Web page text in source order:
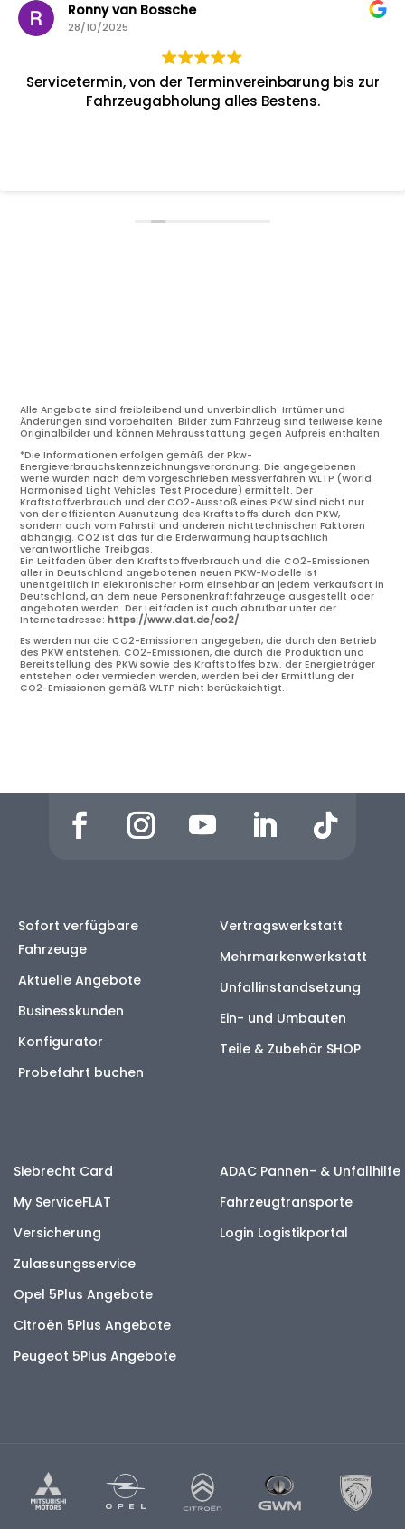
Ronny van Bossche
28/10/2025
Servicetermin, von der Terminvereinbarung bis zur
Fahrzeugabholung alles Bestens.
Alle Angebote sind freibleibend und unverbindlich. Irrtümer und
Änderungen sind vorbehalten. Bilder zum Fahrzeug sind teilweise keine
Originalbilder und können Mehrausstattung gegen Aufpreis enthalten.
*Die Informationen erfolgen gemäß der Pkw-
Energieverbrauchskennzeichnungsverordnung. Die angegebenen
Werte wurden nach dem vorgeschrieben Messverfahren WLTP (World
Harmonised Light Vehicles Test Procedure) ermittelt. Der
Kraftstoffverbrauch und der CO2-Ausstoß eines PKW sind nicht nur
von der effizienten Ausnutzung des Kraftstoffs durch den PKW,
sondern auch vom Fahrstil und anderen nichttechnischen Faktoren
abhängig. CO2 ist das für die Erderwärmung hauptsächlich
verantwortliche Treibgas.
Ein Leitfaden über den Kraftstoffverbrauch und die CO2-Emissionen
aller in Deutschland angebotenen neuen PKW-Modelle ist
unentgeltlich in elektronischer Form einsehbar an jedem Verkaufsort in
Deutschland, an dem neue Personenkraftfahrzeuge ausgestellt oder
angeboten werden. Der Leitfaden ist auch abrufbar unter der
Internetadresse:https://www.dat.de/co2/.
Es werden nur die CO2-Emissionen angegeben, die durch den Betrieb
des PKW entstehen. CO2-Emissionen, die durch die Produktion und
Bereitstellung des PKW sowie des Kraftstoffes bzw. der Energieträger
entstehen oder vermieden werden, werden bei der Ermittlung der
CO2-Emissionen gemäß WLTP nicht berücksichtigt.
Sofort verfügbare
Fahrzeuge
Aktuelle Angebote
Businesskunden
Konfigurator
Probefahrt buchen
Vertragswerkstatt
Mehrmarkenwerkstatt
Unfallinstandsetzung
Ein- und Umbauten
Teile & Zubehör SHOP
Siebrecht Card
My ServiceFLAT
Versicherung
Zulassungsservice
Opel 5Plus Angebote
Citroën 5Plus Angebote
Peugeot 5Plus Angebote
ADAC Pannen- & Unfallhilfe
Fahrzeugtransporte
Login Logistikportal